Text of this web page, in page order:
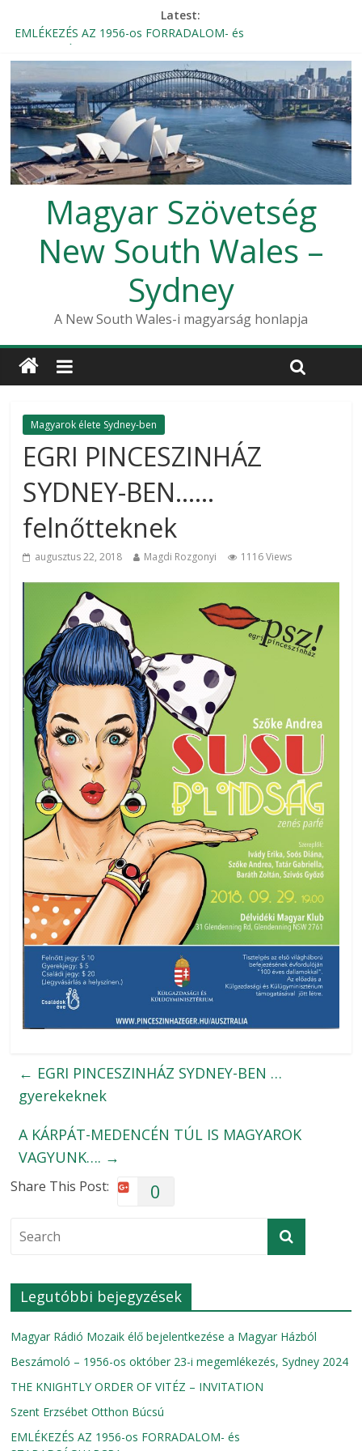
Latest:
EMLÉKEZÉS AZ 1956-os FORRADALOM- és
Magyar Rádió Mozaik élő bejelentkezése a Magyar Házból
Beszámoló – 1956-os október 23-i megemlékezés, Sydney
2024
THE KNIGHTLY ORDER OF VITÉZ – INVITATION
Szent Erzsébet Otthon Búcsú
Magyar Szövetség
New South Wales –
Sydney
A New South Wales-i magyarság honlapja
Magyarok élete Sydney-ben
EGRI PINCESZINHÁZ
SYDNEY-BEN……
felnőtteknek
augusztus 22, 2018 Magdi Rozgonyi 1116 Views
← EGRI PINCESZINHÁZ SYDNEY-BEN …
gyerekeknek
A KÁRPÁT-MEDENCÉN TÚL IS MAGYAROK
VAGYUNK…. →
Share This Post: 0
Legutóbbi bejegyzések
Magyar Rádió Mozaik élő bejelentkezése a Magyar Házból
Beszámoló – 1956-os október 23-i megemlékezés, Sydney 2024
THE KNIGHTLY ORDER OF VITÉZ – INVITATION
Szent Erzsébet Otthon Búcsú
EMLÉKEZÉS AZ 1956-os FORRADALOM- és